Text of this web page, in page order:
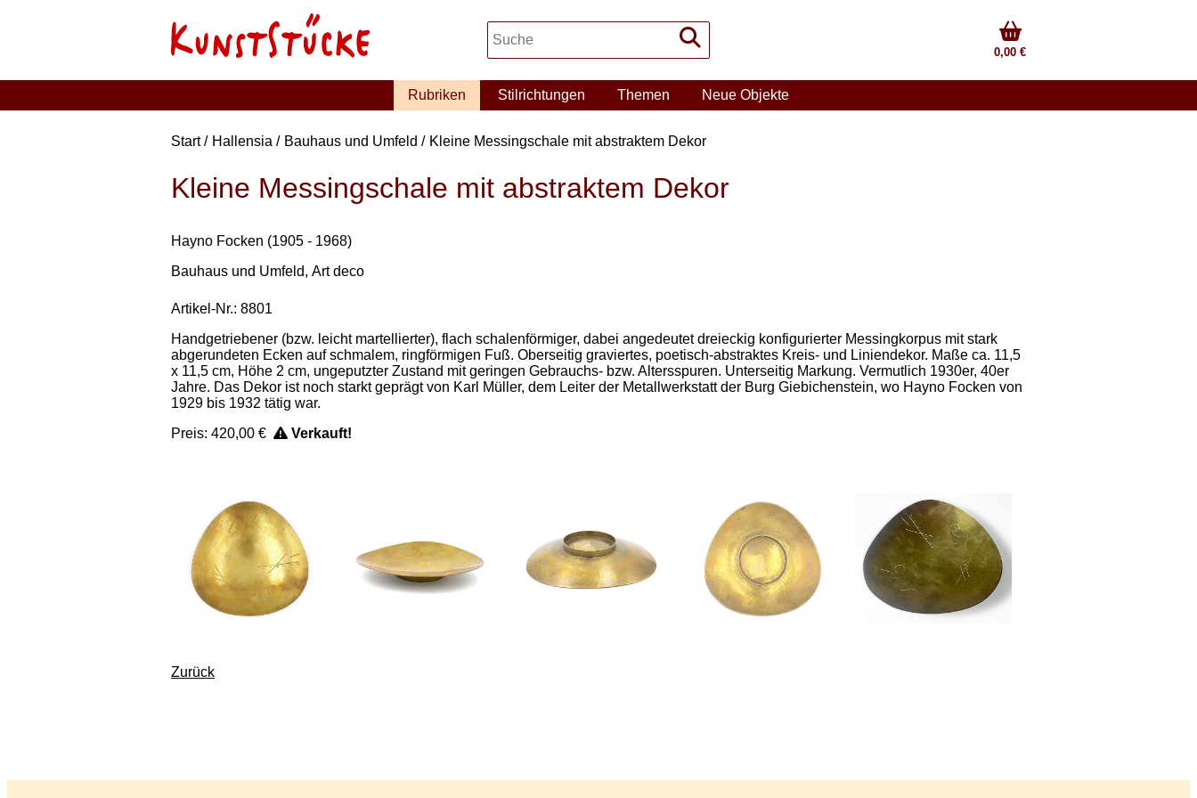
0,00 €
Rubriken Stilrichtungen Themen Neue Objekte
Start Hallensia Bauhaus und Umfeld Kleine Messingschale mit abstraktem Dekor
Kleine Messingschale mit abstraktem Dekor
Hayno Focken (1905 - 1968)
Bauhaus und Umfeld Art deco
Artikel-Nr.: 8801
Handgetriebener (bzw. leicht martellierter), flach schalenförmiger, dabei angedeutet dreieckig konfigurierter Messingkorpus mit stark
abgerundeten Ecken auf schmalem, ringförmigen Fuß. Oberseitig graviertes, poetisch-abstraktes Kreis- und Liniendekor. Maße ca. 11,5
x 11,5 cm, Höhe 2 cm, ungeputzter Zustand mit geringen Gebrauchs- bzw. Altersspuren. Unterseitig Markung. Vermutlich 1930er, 40er
Jahre. Das Dekor ist noch starkt geprägt von Karl Müller, dem Leiter der Metallwerkstatt der Burg Giebichenstein, wo Hayno Focken von
1929 bis 1932 tätig war.
Preis: 420,00 € Verkauft!
Zurück